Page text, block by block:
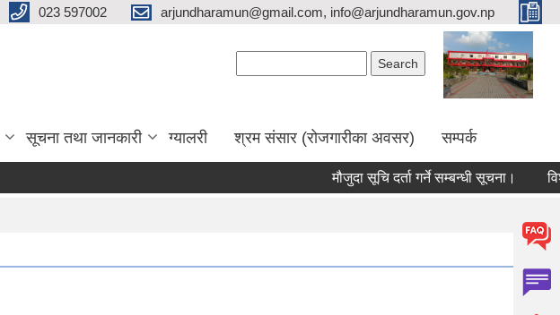
023 597002 arjundharamun@gmail.com, info@arjundharamun.gov.np
सूचना तथा जानकारी ग्यालरी श्रम संसार (रोजगारीका अवसर) सम्पर्क
मौजुदा सूचि दर्ता गर्ने सम्बन्धी सूचना।